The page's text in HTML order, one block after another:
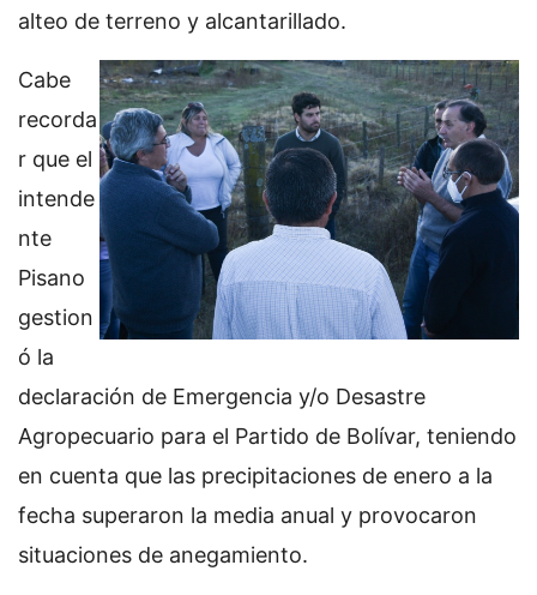
alteo de terreno y alcantarillado.
Cabe
recorda
r que el
intende
nte
Pisano
gestion
ó la
declaración de Emergencia y/o Desastre
Agropecuario para el Partido de Bolívar, teniendo
en cuenta que las precipitaciones de enero a la
fecha superaron la media anual y provocaron
situaciones de anegamiento.